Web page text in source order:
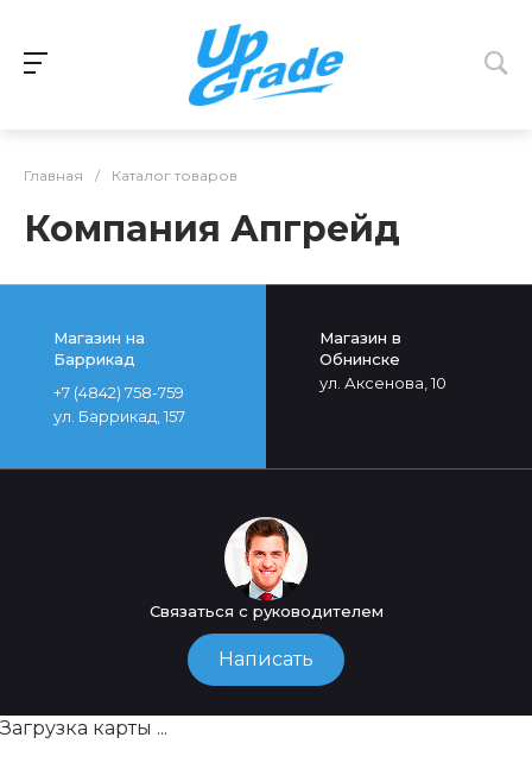
Главная / Каталог товаров
Компания Апгрейд
Магазин на
Баррикад
+7 (4842) 758-759
ул. Баррикад, 157
Магазин в
Обнинске
ул. Аксенова, 10
Связаться с руководителем
Написать
Загрузка карты ...